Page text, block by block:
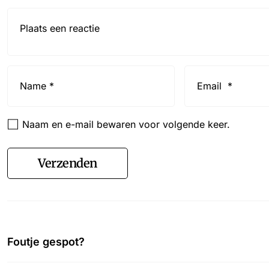
Naam en e-mail bewaren voor volgende keer.
Verzenden
Foutje gespot?